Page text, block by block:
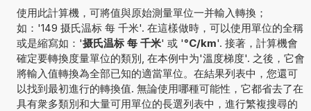
使用此計算機，可將值與原始測量單位一并輸入轉換；
如：'149 摄氏温标 每 千米'. 在這樣做時，可以使用單位的全稱
或是縮寫如：'摄氏温标 每 千米' 或 '°C/km'. 接著，計算機會
確定要轉換度量單位的類別, 在本例中为'溫度梯度'. 之後，它會
將輸入值轉換為全部已知的適當單位。在結果列表中，您還可
以找到最初進行的轉換值. 無論使用哪種可能性，它都省去了在
具有衆多類別和大量可用單位的長選列表中，進行繁複搜尋的